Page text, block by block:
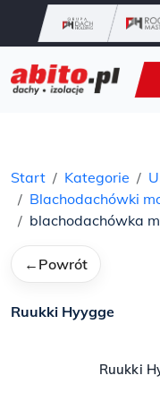
Start Kategorie
Blachodachówki
blachodachówka
← Powrót
Ruukki Hyygge
Ruukki